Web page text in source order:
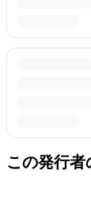
この発行者